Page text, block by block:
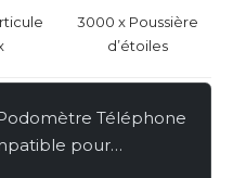
3000 x Poussière
d’étoiles
Téléphone
pour